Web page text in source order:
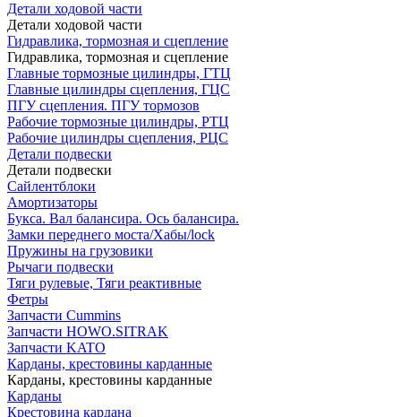
Детали ходовой части
Детали ходовой части
Гидравлика, тормозная и сцепление
Гидравлика, тормозная и сцепление
Главные тормозные цилиндры, ГТЦ
Главные цилиндры сцепления, ГЦС
ПГУ сцепления. ПГУ тормозов
Рабочие тормозные цилиндры, РТЦ
Рабочие цилиндры сцепления, РЦС
Детали подвески
Детали подвески
Cайлентблоки
Амортизаторы
Букса. Вал балансира. Ось балансира.
Замки переднего моста/Хабы/lock
Пружины на грузовики
Рычаги подвески
Тяги рулевые, Тяги реактивные
Фетры
Запчасти Cummins
Запчасти HOWO.SITRAK
Запчасти KATO
Карданы, крестовины карданные
Карданы, крестовины карданные
Карданы
Крестовина кардана